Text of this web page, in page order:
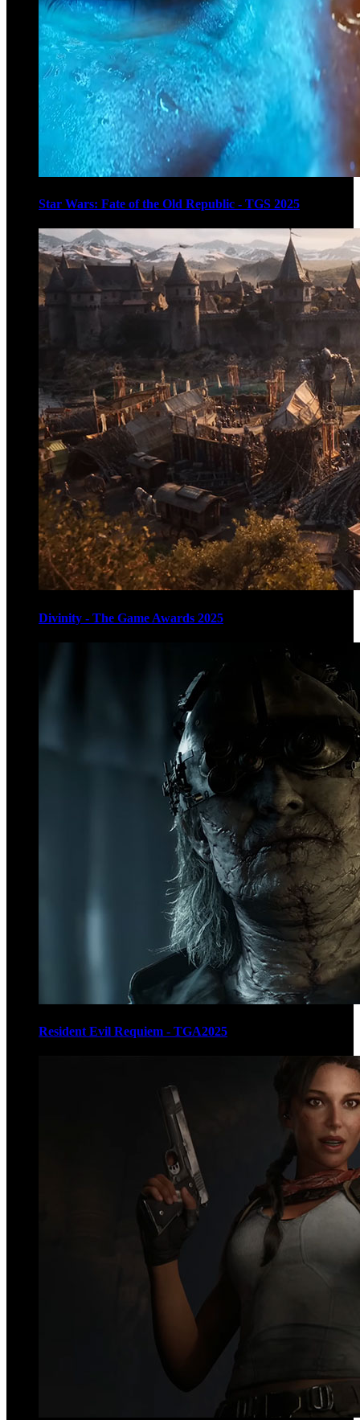
Star Wars: Fate of the Old Republic - TGS 2025
Divinity - The Game Awards 2025
Resident Evil Requiem - TGA2025